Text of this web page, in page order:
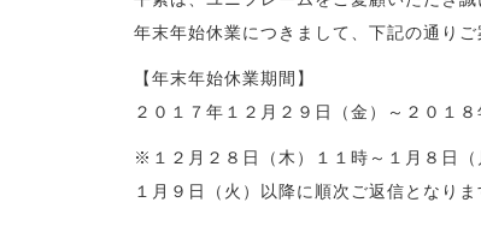
年末年始休業につきまして、下記の通りご
【年末年始休業期間】
２０１７年１２月２９日（金）～２０１８
※１２月２８日（木）１１時～１月８日
１月９日（火）以降に順次ご返信となり